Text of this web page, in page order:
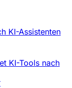
KI-Assistenten
KI-Tools nach